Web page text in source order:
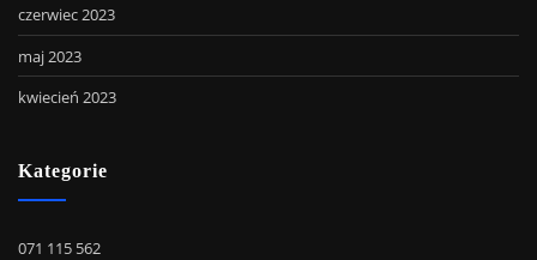
czerwiec 2023
maj 2023
kwiecień 2023
Kategorie
071 115 562